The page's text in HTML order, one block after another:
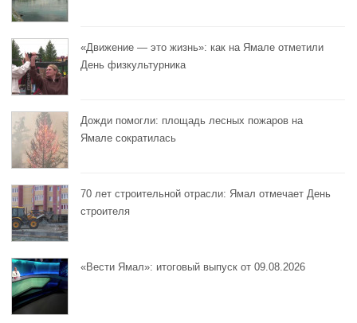
«Движение — это жизнь»: как на Ямале отметили
День физкультурника
Дожди помогли: площадь лесных пожаров на
Ямале сократилась
70 лет строительной отрасли: Ямал отмечает День
строителя
«Вести Ямал»: итоговый выпуск от 09.08.2026